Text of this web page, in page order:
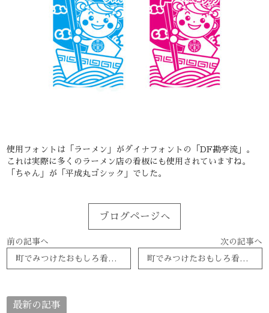
使用フォントは「ラーメン」がダイナフォントの「DF勘亭流」。
これは実際に多くのラーメン店の看板にも使用されていますね。
「ちゃん」が「平成丸ゴシック」でした。
ブログページへ
前の記事へ
町でみつけたおもしろ看板、おしゃれ看板 ～ ピクト編 ～
次の記事へ
町でみつけたおもしろ看板、おしゃれ看板 ～ 面白サイン編 ～
最新の記事